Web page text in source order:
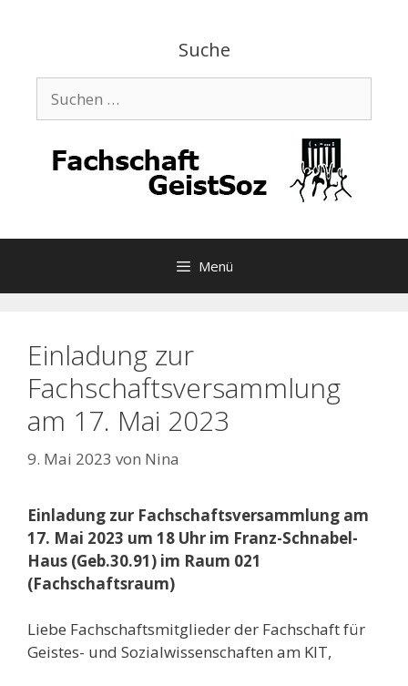
Suche
nach:
Menü
Einladung zur
Fachschaftsversammlung
am 17. Mai 2023
9. Mai 2023 von Nina
Einladung zur Fachschaftsversammlung am
17. Mai 2023 um 18 Uhr im Franz-Schnabel-
Haus (Geb.30.91) im Raum 021
(Fachschaftsraum)
Liebe Fachschaftsmitglieder der Fachschaft für
Geistes- und Sozialwissenschaften am KIT,